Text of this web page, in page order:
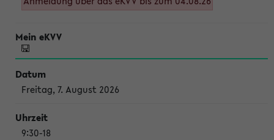
Freitag, 7. August 2026
9:30-18